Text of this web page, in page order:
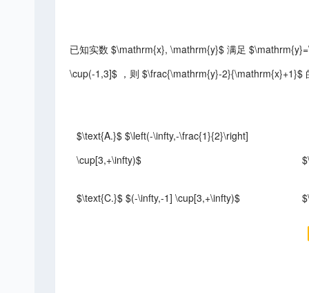
已知实数 $\mathrm{x}, \mathrm{y}$ 满足
\cup(-1,3]$ ，则 $\frac{\mathrm{y}-2}{\mathrm{x}+1}$
$\text{A.}$ $\left(-\infty,-\frac{1}{2}\right]
\cup[3,+\infty)$
$\text{C.}$ $(-\infty,-1] \cup[3,+\infty)$